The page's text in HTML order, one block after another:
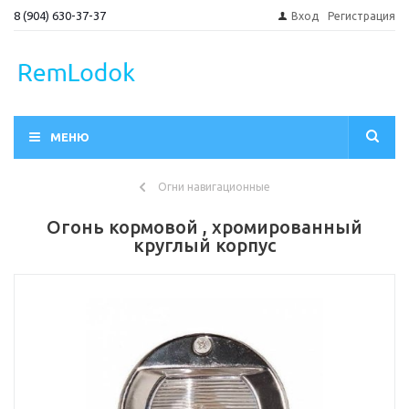
8 (904) 630-37-37 Вход Регистрация
МЕНЮ
Огни навигационные
Огонь кормовой , хромированный
круглый корпус